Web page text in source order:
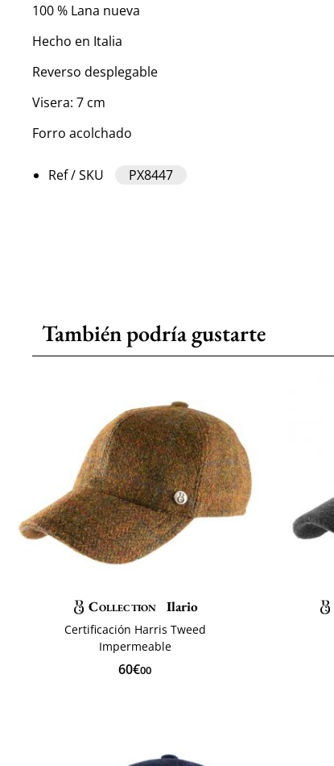
100 % Lana nueva
Hecho en Italia
Reverso desplegable
Visera: 7 cm
Forro acolchado
Ref / SKU PX8447
También podría gustarte
Collection Ilario
Certificación Harris Tweed
Impermeable
60€00